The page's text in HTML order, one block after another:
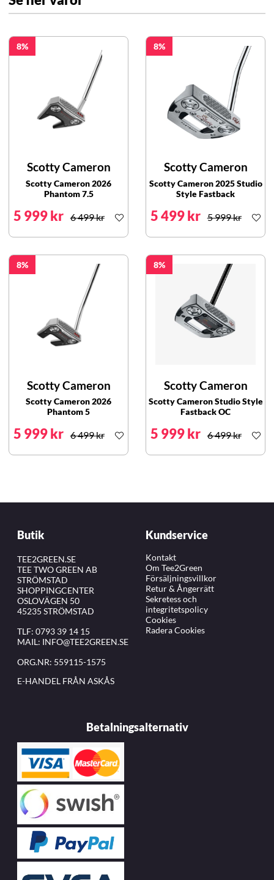
8
Scotty Cameron
Scotty Cameron 2026
Phantom 7.5
5 999 kr 6 499 kr
8
Scotty Cameron
Scotty Cameron 2025 Studio
Style Fastback
5 499 kr 5 999 kr
8
Scotty Cameron
Scotty Cameron 2026
Phantom 5
5 999 kr 6 499 kr
8
Scotty Cameron
Scotty Cameron Studio Style
Fastback OC
5 999 kr 6 499 kr
Butik
TEE2GREEN.SE
TEE TWO GREEN AB
STRÖMSTAD
SHOPPINGCENTER
OSLOVÄGEN 50
45235 STRÖMSTAD
TLF: 0793 39 14 15
MAIL: INFO@TEE2GREEN.SE
ORG.NR: 559115-1575
E-HANDEL FRÅN ASKÅS
Kundservice
Kontakt
Om Tee2Green
Försäljningsvillkor
Retur & Ångerrätt
Sekretess och
integritetspolicy
Cookies
Radera Cookies
Betalningsalternativ